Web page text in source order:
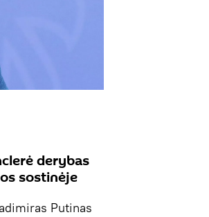
derybas
sostinėje
Putinas